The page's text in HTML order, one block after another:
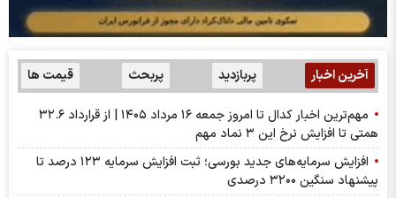
آخرین اخبار پربازدید پربحث قیمت ها
مهم‌ترین اخبار کدال تا امروز جمعه ۱۶ مرداد ۱۴۰۵ | از قرارداد ۳۲.۶
همتی تا افزایش نرخ این ۳ نماد مهم
افزایش سرمایه‌های جدید بورسی؛ ثبت افزایش سرمایه ۱۲۳ درصد تا
پیشنهاد‌ سنگین ۳۲۰۰ درصدی